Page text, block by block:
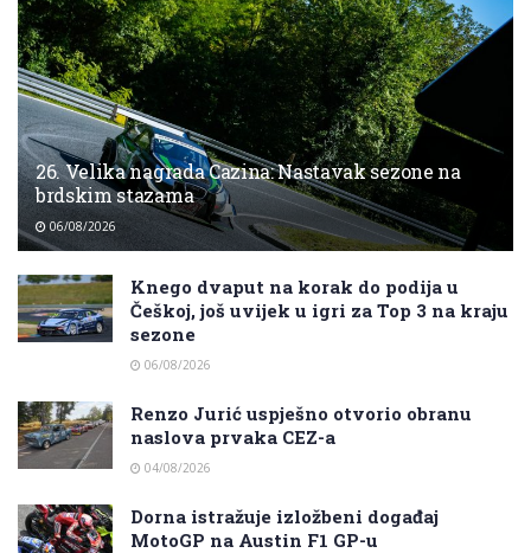
26. Velika nagrada Cazina: Nastavak sezone na
brdskim stazama
06/08/2026
Knego dvaput na korak do podija u
Češkoj, još uvijek u igri za Top 3 na kraju
sezone
06/08/2026
Renzo Jurić uspješno otvorio obranu
naslova prvaka CEZ-a
04/08/2026
Dorna istražuje izložbeni događaj
MotoGP na Austin F1 GP-u